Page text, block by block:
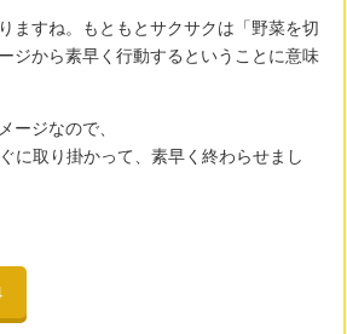
ますね。もともとサクサクは「野菜を切
ジから素早く行動するということに意味
ジなので、
取り掛かって、素早く終わらせまし